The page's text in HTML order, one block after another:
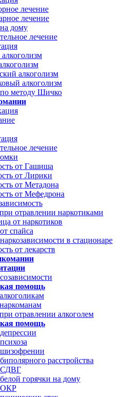
лечение
лечение
дому
лечение
алкоголизм
алкоголизм
методу Шичко
лечение
от Гашиша
от Лирики
от Метадона
от Мефедрона
отравлении наркотиками
от наркотиков
спайса
в стационаре
от лекарств
помощь
отравлении алкоголем
помощь
расстройства
СДВГ
горячки на дому
ОКР